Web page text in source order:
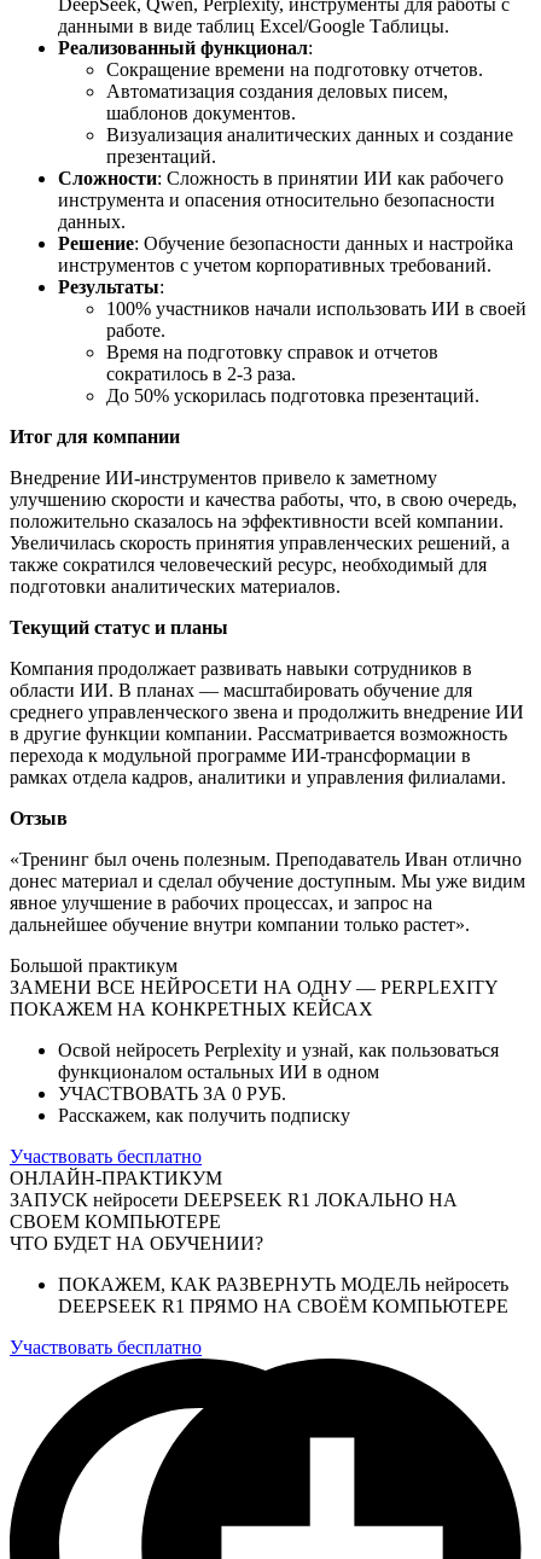
данными в виде таблиц Excel/Google Таблицы.
Реализованный функционал:
Сокращение времени на подготовку отчетов.
Автоматизация создания деловых писем,
шаблонов документов.
Визуализация аналитических данных и создание
презентаций.
Сложности: Сложность в принятии ИИ как рабочего
инструмента и опасения относительно безопасности
данных.
Решение: Обучение безопасности данных и настройка
инструментов с учетом корпоративных требований.
Результаты:
100% участников начали использовать ИИ в своей
работе.
Время на подготовку справок и отчетов
сократилось в 2-3 раза.
До 50% ускорилась подготовка презентаций.
Итог для компании
Внедрение ИИ-инструментов привело к заметному
улучшению скорости и качества работы, что, в свою очередь,
положительно сказалось на эффективности всей компании.
Увеличилась скорость принятия управленческих решений, а
также сократился человеческий ресурс, необходимый для
подготовки аналитических материалов.
Текущий статус и планы
Компания продолжает развивать навыки сотрудников в
области ИИ. В планах — масштабировать обучение для
среднего управленческого звена и продолжить внедрение ИИ
в другие функции компании. Рассматривается возможность
перехода к модульной программе ИИ-трансформации в
рамках отдела кадров, аналитики и управления филиалами.
Отзыв
«Тренинг был очень полезным. Преподаватель Иван отлично
донес материал и сделал обучение доступным. Мы уже видим
явное улучшение в рабочих процессах, и запрос на
дальнейшее обучение внутри компании только растет».
Большой практикум
ЗАМЕНИ ВСЕ НЕЙРОСЕТИ НА ОДНУ — PERPLEXITY
ПОКАЖЕМ НА КОНКРЕТНЫХ КЕЙСАХ
Освой нейросеть Perplexity и узнай, как пользоваться
функционалом остальных ИИ в одном
УЧАСТВОВАТЬ ЗА 0 РУБ.
Расскажем, как получить подписку
Участвовать бесплатно
ОНЛАЙН-ПРАКТИКУМ
ЗАПУСК нейросети DEEPSEEK R1 ЛОКАЛЬНО НА
СВОЕМ КОМПЬЮТЕРЕ
ЧТО БУДЕТ НА ОБУЧЕНИИ?
ПОКАЖЕМ, КАК РАЗВЕРНУТЬ МОДЕЛЬ нейросеть
DEEPSEEK R1 ПРЯМО НА СВОЁМ КОМПЬЮТЕРЕ
Участвовать бесплатно